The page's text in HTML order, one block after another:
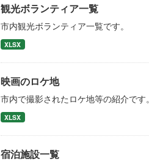
観光ボランティア一覧
市内観光ボランティア一覧です。
XLSX
映画のロケ地
市内で撮影されたロケ地等の紹介です。
XLSX
宿泊施設一覧